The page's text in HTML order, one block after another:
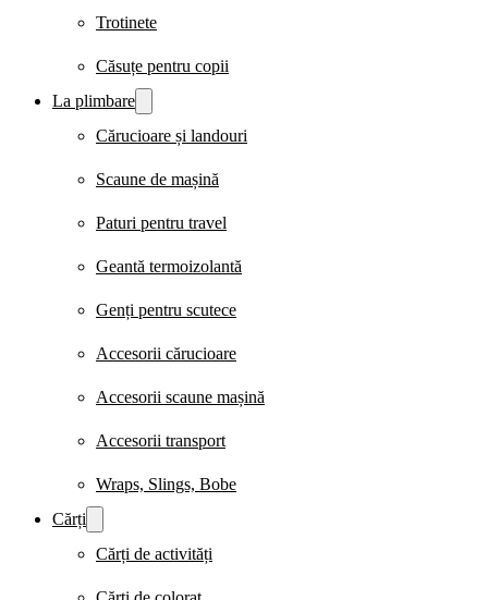
Trotinete
Căsuțe pentru copii
La plimbare
Cărucioare și landouri
Scaune de mașină
Paturi pentru travel
Geantă termoizolantă
Genți pentru scutece
Accesorii cărucioare
Accesorii scaune mașină
Accesorii transport
Wraps, Slings, Bobe
Cărți
Cărți de activități